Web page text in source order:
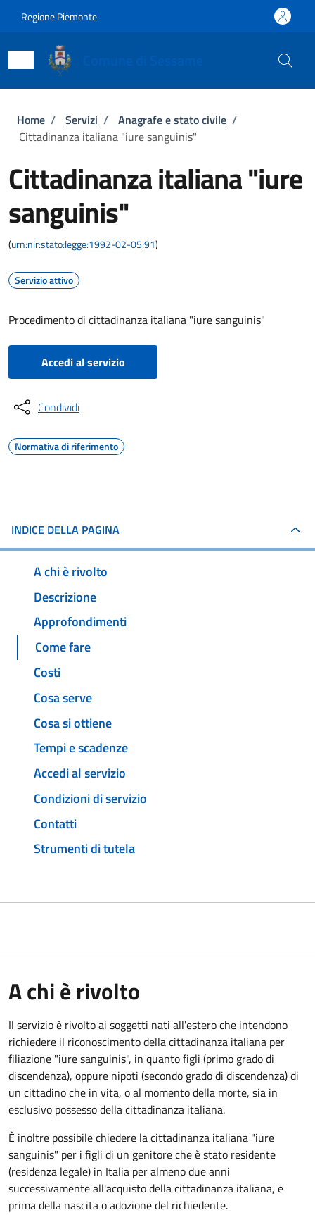
Regione Piemonte
Briciole di pane
Home / Servizi / Anagrafe e stato civile /
Cittadinanza italiana "iure sanguinis"
Cittadinanza italiana "iure
sanguinis"
(urn:nir:stato:legge:1992-02-05;91)
Servizio attivo
Procedimento di cittadinanza italiana "iure sanguinis"
Accedi al servizio
Condividi
Normativa di riferimento
INDICE DELLA PAGINA
A chi è rivolto
Descrizione
Approfondimenti
Come fare
Costi
Cosa serve
Cosa si ottiene
Tempi e scadenze
Accedi al servizio
Condizioni di servizio
Contatti
Strumenti di tutela
A chi è rivolto
Il servizio è rivolto ai soggetti nati all'estero che intendono
richiedere il riconoscimento della cittadinanza italiana per
filiazione "iure sanguinis", in quanto figli (primo grado di
discendenza), oppure nipoti (secondo grado di discendenza) di
un cittadino che in vita, o al momento della morte, sia in
esclusivo possesso della cittadinanza italiana.
È inoltre possibile chiedere la cittadinanza italiana "iure
sanguinis" per i figli di un genitore che è stato residente
(residenza legale) in Italia per almeno due anni
successivamente all'acquisto della cittadinanza italiana, e
prima della nascita o adozione del richiedente.